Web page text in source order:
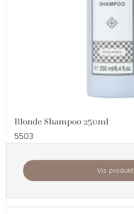
Blonde Shampoo 250ml
5503
Vis produkt